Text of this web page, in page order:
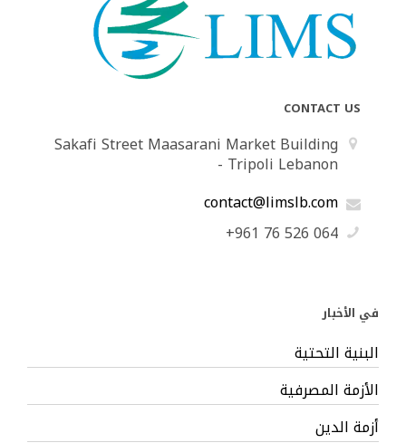
CONTACT US
Sakafi Street Maasarani Market Building
- Tripoli Lebanon
contact@limslb.com
+961 76 526 064
في الأخبار
البنية التحتية
الأزمة المصرفية
أزمة الدين